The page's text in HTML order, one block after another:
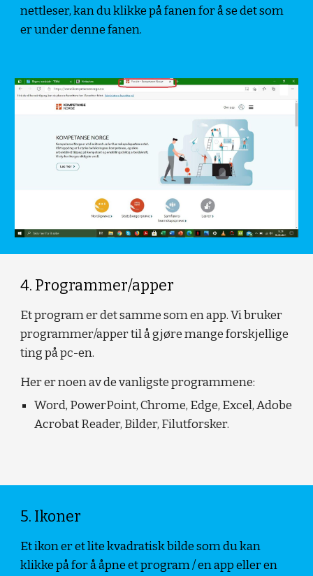
nettleser, kan du klikke på fanen for å se det som
er under denne fanen.
4. Programmer/apper
Et program er det samme som en app. Vi bruker
programmer/apper til å gjøre mange forskjellige
ting på pc-en.
Her er noen av de vanligste programmene:
Word, PowerPoint, Chrome, Edge, Excel, Adobe
Acrobat Reader, Bilder, Filutforsker.
5. Ikoner
Et ikon er et lite kvadratisk bilde som du kan
klikke på for å åpne et program / en app eller en